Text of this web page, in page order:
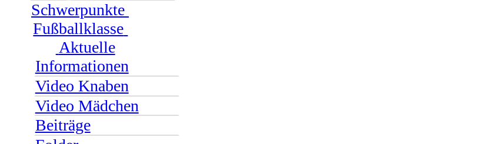
Schwerpunkte
Fußballklasse
Aktuelle
Informationen
Video Knaben
Video Mädchen
Beiträge